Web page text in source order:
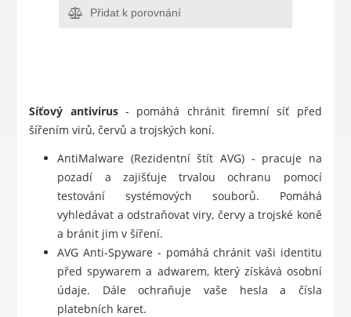
Přidat k porovnání
Síťový antivirus- pomáhá chránit firemní síť před
šířením virů, červů a trojských koní.
AntiMalware (Rezidentní štít AVG) - pracuje na
pozadí a zajišťuje trvalou ochranu pomocí
testování systémových souborů. Pomáhá
vyhledávat a odstraňovat viry, červy a trojské koně
a bránit jim v šíření.
AVG Anti-Spyware - pomáhá chránit vaši identitu
před spywarem a adwarem, který získává osobní
údaje. Dále ochraňuje vaše hesla a čísla
platebních karet.